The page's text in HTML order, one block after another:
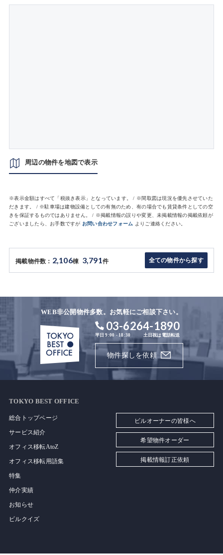
周辺の物件を地図で表示
※表示金額はすべて「税抜き表示」となっています。 / ※間取図は現況を優先させていた
だきます。 / ※駐車場は建物設備としての有無のため、有の場合でも賃貸条件としての空
きを保証するものではありません。 / ※掲載情報の誤りや変更、未掲載情報の掲載依頼が
ございましたら、お手数ですが お問い合わせフォーム よりご連絡ください。
掲載物件数： 2,106棟 3,791件 全ての物件から探す
WEB非公開物件多数。お気軽にご相談下さい。
03-6264-1890
平日 9:00 - 18:30 土日祝は電話転送
物件探しを依頼
TOKYO BEST OFFICE
総合トップページ
サービス紹介
オフィス移転AtoZ
オフィス移転用語集
特集
仲介実績
お知らせ
ビルクイズ
ビルオーナーの皆様へ
希望物件オーダー
掲載情報訂正依頼